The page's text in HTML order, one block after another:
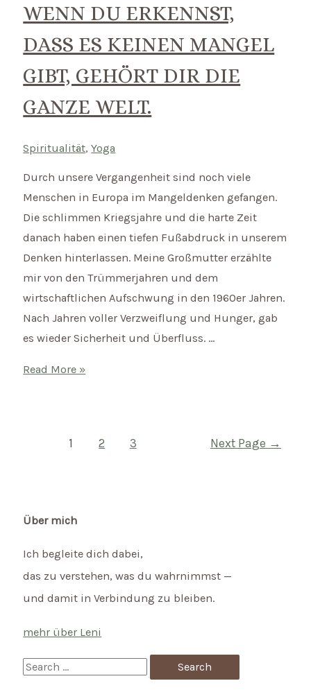
WENN DU ERKENNST,
DASS ES KEINEN MANGEL
GIBT, GEHÖRT DIR DIE
GANZE WELT.
Spiritualität,Yoga
Durch unsere Vergangenheit sind noch viele
Menschen in Europa im Mangeldenken gefangen.
Die schlimmen Kriegsjahre und die harte Zeit
danach haben einen tiefen Fußabdruck in unserem
Denken hinterlassen. Meine Großmutter erzählte
mir von den Trümmerjahren und dem
wirtschaftlichen Aufschwung in den 1960er Jahren.
Nach Jahren voller Verzweiflung und Hunger, gab
es wieder Sicherheit und Überfluss. …
Mantra
Mangel
gibt,
die
Welt.
Read More »
Seitennummerierung
1 2 3 Next Page →
Über mich
Ich begleite dich dabei,
das zu verstehen, was du wahrnimmst —
und damit in Verbindung zu bleiben.
mehr über Leni
S